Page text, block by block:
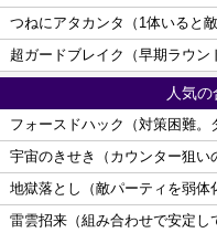
つねにアタカンタ（1体いると
超ガードブレイク（早期ラウン
人気
フォースドハック（対策困難。
宇宙のきせき（カウンター狙い
地獄落とし（敵パーティを弱体
雷雲招来（組み合わせで安定し